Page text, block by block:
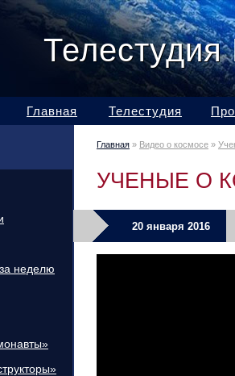
Главная Телестудия
неделю
Главная » Видео о космосе »
УЧЕНЫЕ О
20 января 2016